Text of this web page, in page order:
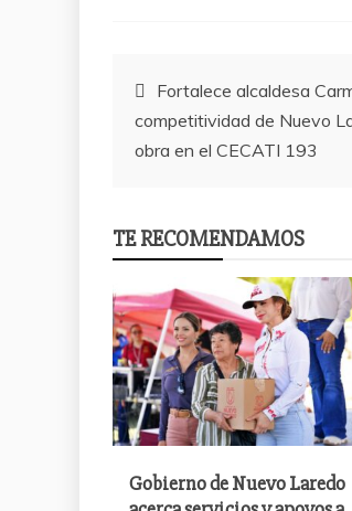
Post
navigation
Fortalece alcaldesa
competitividad de Nuevo
obra en el CECATI 193
TE RECOMENDAMOS
Gobierno de Nuevo Laredo